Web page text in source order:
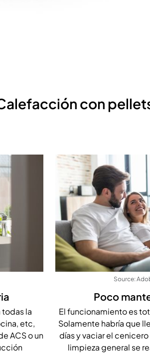
con
todas la
etc,
ACS o un
Source:
Poco
El funcionamiento es
Solamente habría que
días y vaciar el
limpieza general se